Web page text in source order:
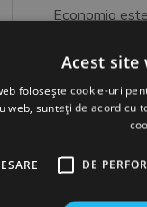
Economia
suporte un
national de
care au
un standard
altor state
deja,
Acest site
folosește cookie-uri
web, sunteți de acord cu
DE